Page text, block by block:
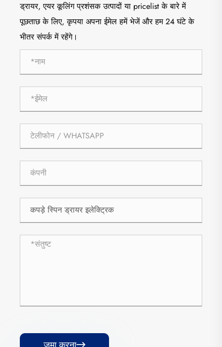
ड्रायर, एयर कूलिंग प्रशंसक उत्पादों या pricelist के बारे में
पूछताछ के लिए, कृपया अपना ईमेल हमें भेजें और हम 24 घंटे के
भीतर संपर्क में रहेंगे।
